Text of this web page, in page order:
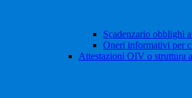
Scadenzario obblighi
Oneri informativi per
Attestazioni OIV o struttura